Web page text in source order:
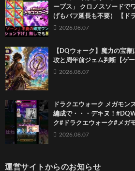
ープス」 クロノスソードで
げもバフ延長も不要） 【ド
2026.08.07
【DQウォーク】魔力の宝
攻と周年前ジェム判断【ゲー
2026.08.07
ドラクエウォーク メガモン
編成で・・・デキヌ！
ク#ドラクエウォーク#メガ
2026.08.07
運営サイトからのお知らせ